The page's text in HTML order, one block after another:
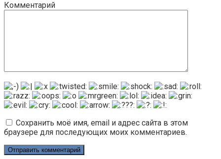
Комментарий
Сохранить моё имя, email и адрес сайта в этом
браузере для последующих моих комментариев.